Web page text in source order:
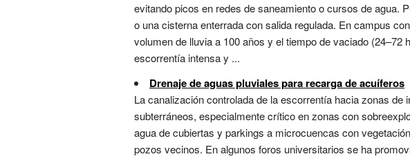
evitando picos en redes de saneamiento o cursos de agua.
o una cisterna enterrada con salida regulada. En campus
volumen de lluvia a 100 años y el tiempo de vaciado
escorrentía intensa y ...
Drenaje de aguas pluviales para recarga de acuíferos
La canalización controlada de la escorrentía hacia zonas
subterráneos, especialmente crítico en zonas con
agua de cubiertas y parkings a microcuencas con
pozos vecinos. En algunos foros universitarios se ha